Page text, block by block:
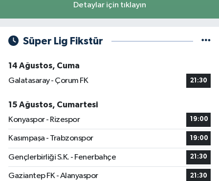
Detaylar için tıklayın
Süper Lig Fikstür
14 Ağustos, Cuma
Galatasaray - Çorum FK
21:30
15 Ağustos, Cumartesi
Konyaspor - Rizespor
19:00
Kasımpaşa - Trabzonspor 19:00
Gençlerbirliği S.K. - Fenerbahçe 21:30
Gaziantep FK - Alanyaspor 21:30